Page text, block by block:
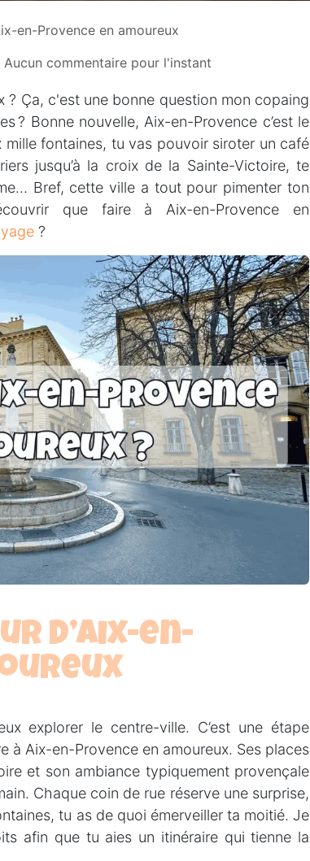
en-Provence en amoureux
| Aucun commentaire pour l'instant
? Ça, c'est une bonne question mon copaing
? Bonne nouvelle, Aix-en-Provence c’est le
fontaines, tu vas pouvoir siroter un café
jusqu’à la croix de la Sainte-Victoire, te
Bref, cette ville a tout pour pimenter ton
que faire à Aix-en-Provence en
?
d’Aix-en-
explorer le centre-ville. C’est une étape
à Aix-en-Provence en amoureux. Ses places
et son ambiance typiquement provençale
Chaque coin de rue réserve une surprise,
tu as de quoi émerveiller ta moitié. Je
afin que tu aies un itinéraire qui tienne la